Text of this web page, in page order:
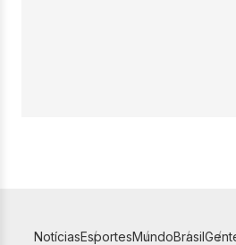
NotíciasEsportesMundoBrasil